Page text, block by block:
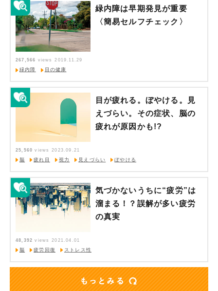
緑内障は早期発見が重要
〈簡易セルフチェック〉
267,566 views
2019.11.29
緑内障
目の健康
目が疲れる。ぼやける。見
えづらい。その症状、脳の
疲れが原因かも!?
25,560 views
2023.09.21
脳
疲れ目 視力 見えづらい ぼやける
気づかないうちに“疲労”は
溜まる！？誤解が多い疲労
の真実
48,392 views
2021.04.01
脳
疲労回復 ストレス性